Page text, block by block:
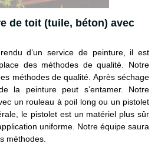
de toit (tuile, béton) avec
d’un service de peinture, il est
des méthodes de qualité. Notre
méthodes de qualité. Après séchage
la peinture peut s’entamer. Notre
un rouleau à poil long ou un pistolet
le pistolet est un matériel plus sûr
uniforme. Notre équipe saura
méthodes.